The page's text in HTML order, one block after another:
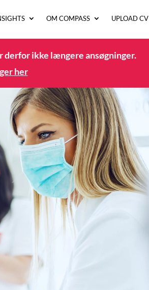
OM COMPASS UPLOAD CV
derfor ikke længere ansøgninger.
her